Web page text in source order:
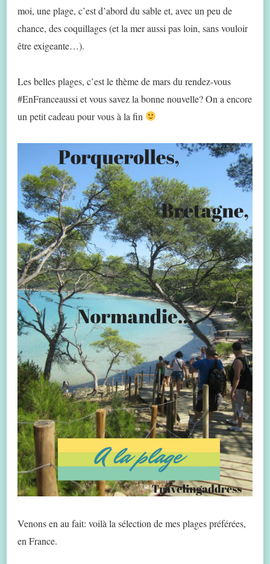
moi, une plage, c’est d’abord du sable et, avec un peu de
chance, des coquillages (et la mer aussi pas loin, sans vouloir
être exigeante…).
Les belles plages, c’est le thème de mars du rendez-vous
#EnFranceaussi et vous savez la bonne nouvelle? On a encore
un petit cadeau pour vous à la fin
Venons en au fait: voilà la sélection de mes plages préférées,
en France.